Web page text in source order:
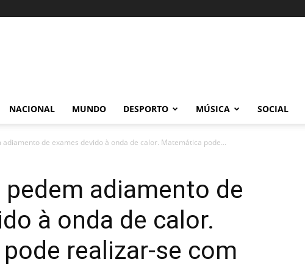
NACIONAL MUNDO DESPORTO MÚSICA SOCIAL
adiamento de exames devido à onda de calor. Matemática pode...
adiamento de
à onda de calor.
realizar-se com